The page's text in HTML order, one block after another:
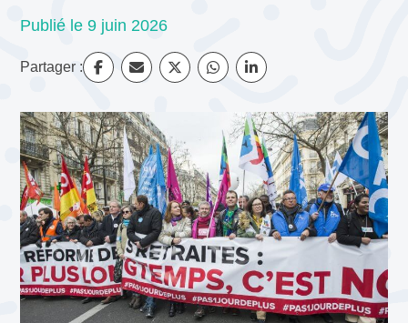
Publié le 9 juin 2026
Partager :